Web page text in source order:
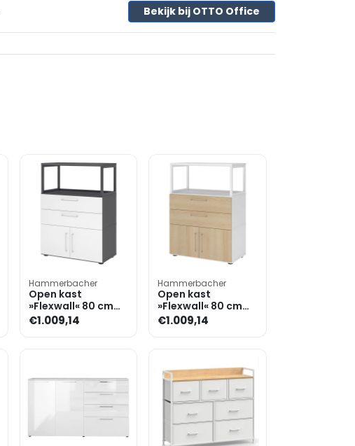
Bekijk bij OTTO Office
Hammerbacher
Open kast
»Flexwall« 80 cm
breed 3 OH stalen
frame 2 laden
€1.009,14
Hammerbacher
Open kast
»Flexwall« 80 cm
breed 3 OH stalen
frame 2 laden
€1.009,14